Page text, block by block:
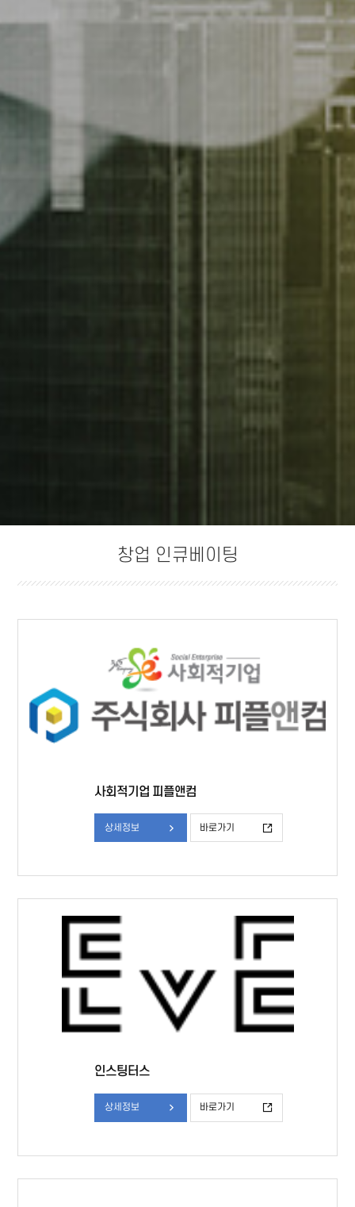
창업 인큐베이팅
사회적기업 피플앤컴
상세정보 바로가기
인스팅터스
상세정보 바로가기